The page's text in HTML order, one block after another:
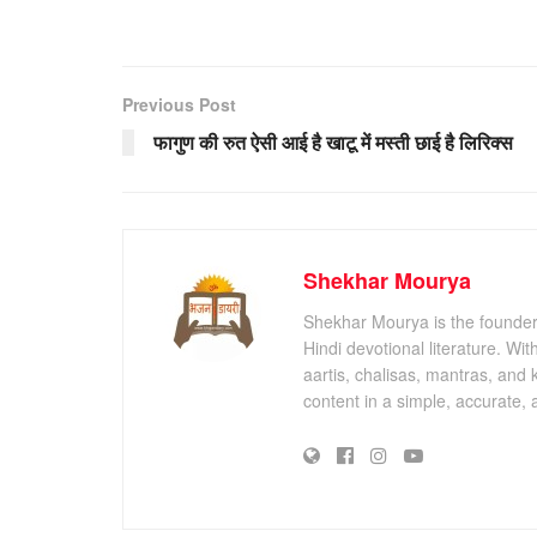
Previous Post
फागुण की रुत ऐसी आई है खाटू में मस्ती छाई है लिरिक्स
Shekhar Mourya
Shekhar Mourya is the
Hindi devotional literature.
aartis, chalisas, mantras, and
content in a simple, accurate,